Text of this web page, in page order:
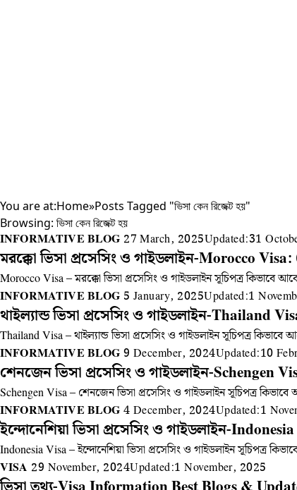
You are at:Home»Posts Tagged "ভিসা কেন রিজেক্ট হয়"
Browsing: ভিসা কেন রিজেক্ট হয়
INFORMATIVE BLOG 27 March, 2025Updated:31
মরক্কো ভিসা প্রসেসিং ও গাইডলাইন-Morocco
Morocco Visa – মরক্কো ভিসা প্রসেসিং ও গাইডলাইন সূচিপত্র কিভাবে
INFORMATIVE BLOG 5 January, 2025Updated:1
থাইল্যান্ড ভিসা প্রসেসিং ও গাইডলাইন-
Thailand Visa – থাইল্যান্ড ভিসা প্রসেসিং ও গাইডলাইন সূচিপত্র
INFORMATIVE BLOG 9 December, 2024Updated:10
শেনজেন ভিসা প্রসেসিং ও গাইডলাইন-
Schengen Visa – শেনজেন ভিসা প্রসেসিং ও গাইডলাইন সূচিপত্র
INFORMATIVE BLOG 4 December, 2024Updated:1
ইন্দোনেশিয়া ভিসা প্রসেসিং ও গাইডলাইন-
Indonesia Visa – ইন্দোনেশিয়া ভিসা প্রসেসিং ও গাইডলাইন সূচিপত্র
VISA 29 November, 2024Updated:1 November, 2025